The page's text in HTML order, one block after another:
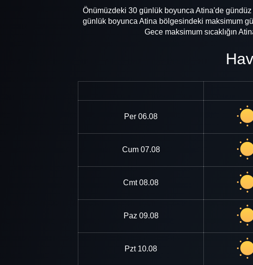
Önümüzdeki 30 günlük boyunca Atina'de gündüz
günlük boyunca Atina bölgesindeki maksimum
Gece maksimum sıcaklığın
Per 06.08
Cum 07.08
Cmt 08.08
Paz 09.08
Pzt 10.08